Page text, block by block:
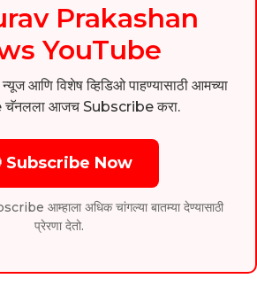
Prakashan
YouTube
न्यूज आणि विशेष व्हिडिओ पाहण्यासाठी आमच्या
आजच Subscribe करा.
Subscribe Now
आम्हाला अधिक चांगल्या बातम्या देण्यासाठी
प्रेरणा देतो.